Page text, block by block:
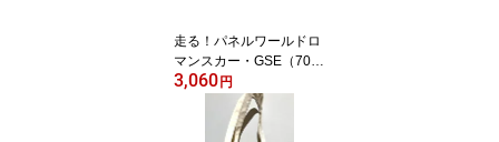
走る！パネルワールドロ
マンスカー・GSE（700
00形）
3,060 円